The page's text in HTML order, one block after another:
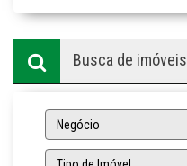
Busca de imóveis
Negócio